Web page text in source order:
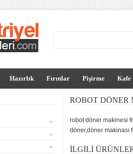
Hazırlık Fırınlar Pişirme Kafe
ROBOT DÖNER
robot döner makinesi
döner,döner makinası
İLGILI